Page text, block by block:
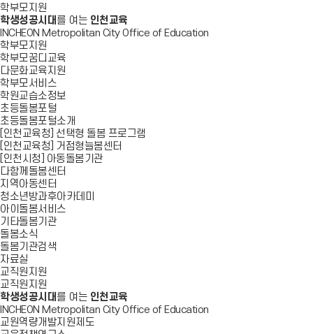
학부모지원
학생성공시대 를 여는 인천교육
INCHEON Metropolitan City Office of Education
학부모지원
학부모꿈디교육
다문화교육지원
학부모서비스
학원교습소정보
초등돌봄포털
초등돌봄포털소개
[인천교육청] 선택형 돌봄 프로그램
[인천교육청] 거점형늘봄센터
[인천시청] 아동돌봄기관
다함께돌봄센터
지역아동센터
청소년방과후아카데미
아이돌봄서비스
기타돌봄기관
돌봄소식
돌봄기관검색
자료실
교직원지원
교직원지원
학생성공시대 를 여는 인천교육
INCHEON Metropolitan City Office of Education
교원역량개발지원제도